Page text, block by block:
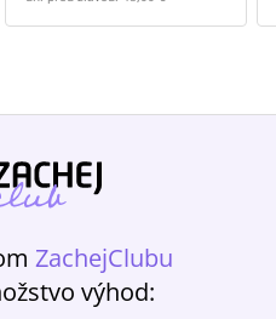
ZachejClubu
výhod: